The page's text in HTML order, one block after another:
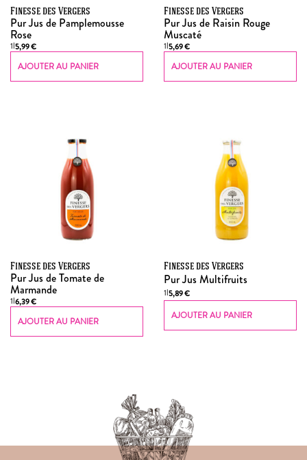
Finesse des Vergers
Pur Jus de Pamplemousse
Rose
1l5,99€
AJOUTER AU PANIER
Finesse des Vergers
Pur Jus de Raisin Rouge
Muscaté
1l5,69€
AJOUTER AU PANIER
Finesse des Vergers
Pur Jus de Tomate de
Marmande
1l6,39€
AJOUTER AU PANIER
Finesse des Vergers
Pur Jus Multifruits
1l5,89€
AJOUTER AU PANIER